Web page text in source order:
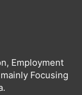
Employment
Focusing